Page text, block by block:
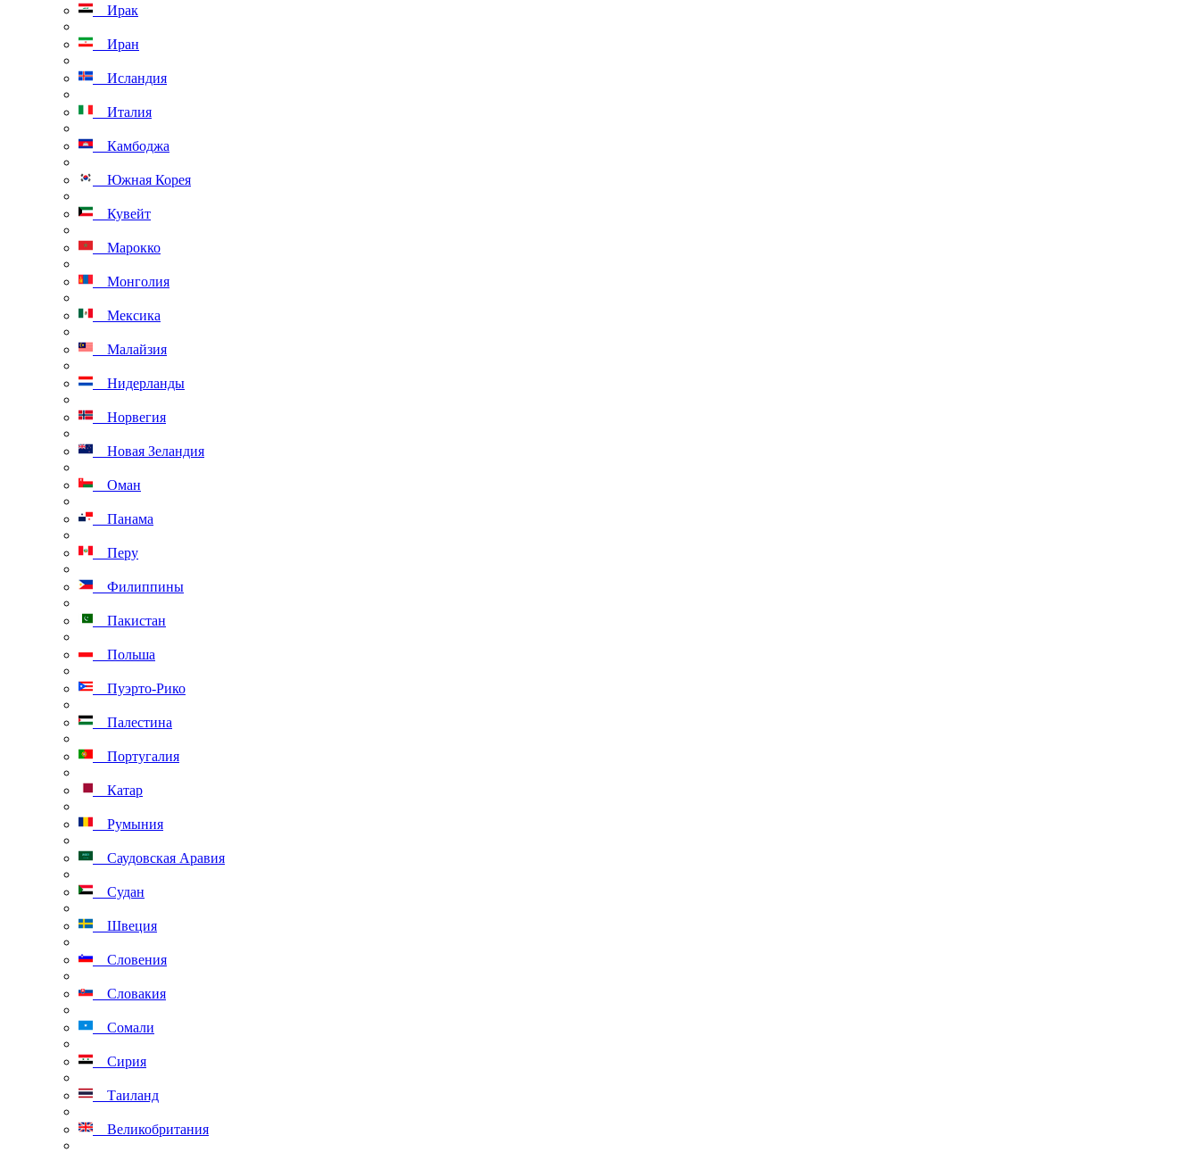
Ирак
Иран
Исландия
Италия
Камбоджа
Южная Корея
Кувейт
Марокко
Монголия
Мексика
Малайзия
Нидерланды
Норвегия
Новая Зеландия
Оман
Панама
Перу
Филиппины
Пакистан
Польша
Пуэрто-Рико
Палестина
Португалия
Катар
Румыния
Саудовская Аравия
Судан
Швеция
Словения
Словакия
Сомали
Сирия
Таиланд
Великобритания